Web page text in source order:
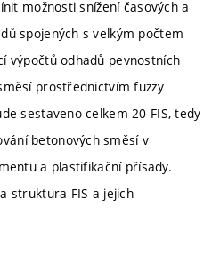
možnosti snížení časových a
spojených s velkým počtem
výpočtů odhadů pevnostních
prostřednictvím fuzzy
sestaveno celkem 20 FIS, tedy
betonových směsí v
a plastifikační přísady.
struktura FIS a jejich